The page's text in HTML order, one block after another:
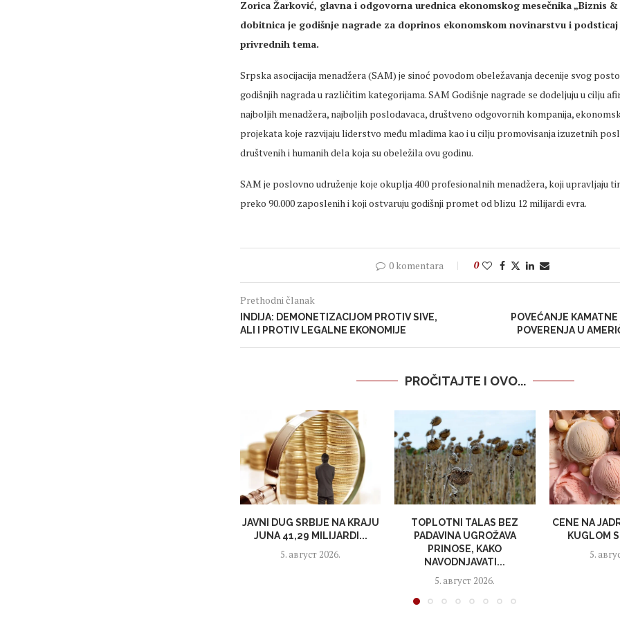
Zorica Žarković, glavna i odgovorna urednica ekonomskog mesečnika „Biznis &
dobitnica je godišnje nagrade za doprinos ekonomskom novinarstvu i
privrednih tema.
Srpska asocijacija menadžera (SAM) je sinoć povodom obeležavanja decenije svog
godišnjih nagrada u različitim kategorijama. SAM Godišnje nagrade se dodeljuju u cilju
najboljih menadžera, najboljih poslodavaca, društveno odgovornih kompanija,
projekata koje razvijaju liderstvo među mladima kao i u cilju promovisanja izuzetnih
društvenih i humanih dela koja su obeležila ovu godinu.
SAM je poslovno udruženje koje okuplja 400 profesionalnih menadžera, koji upravljaju
preko 90.000 zaposlenih i koji ostvaruju godišnji promet od blizu 12 milijardi evra.
0 komentara 0
Prethodni članak
INDIJA: DEMONETIZACIJOM PROTIV SIVE,
ALI I PROTIV LEGALNE EKONOMIJE
POVEĆANJE
POVERENJA U
PROČITAJTE I OVO...
JAVNI DUG SRBIJE NA KRAJU
JUNA 41,29 MILIJARDI...
5. август 2026.
TOPLOTNI TALAS BEZ
PADAVINA UGROŽAVA
PRINOSE, KAKO
NAVODNJAVATI...
5. август 2026.
CENE NA
KUGLOM
5.